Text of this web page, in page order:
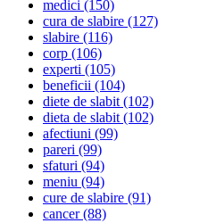
medici (150)
cura de slabire (127)
slabire (116)
corp (106)
experti (105)
beneficii (104)
diete de slabit(102)
dieta de slabit(102)
afectiuni (99)
pareri (99)
sfaturi (94)
meniu (94)
cure de slabire (91)
cancer(88)